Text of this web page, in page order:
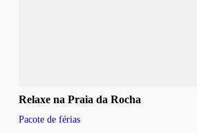
Relaxe na Praia da Rocha
Pacote de férias